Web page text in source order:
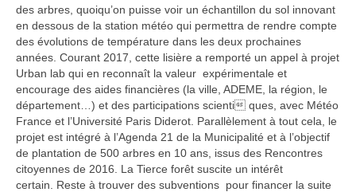
des arbres, quoiqu’on puisse voir un échantillon du sol innovant
en dessous de la station météo qui permettra de rendre compte
des évolutions de température dans les deux prochaines
années. Courant 2017, cette lisière a remporté un appel à projet
Urban lab qui en reconnaît la valeur expérimentale et
encourage des aides financières (la ville, ADEME, la région, le
département…) et des participations scienti ques, avec Météo
France et l’Université Paris Diderot. Parallèlement à tout cela, le
projet est intégré à l’Agenda 21 de la Municipalité et à l’objectif
de plantation de 500 arbres en 10 ans, issus des Rencontres
citoyennes de 2016. La Tierce forêt suscite un intérêt
certain. Reste à trouver des subventions pour financer la suite